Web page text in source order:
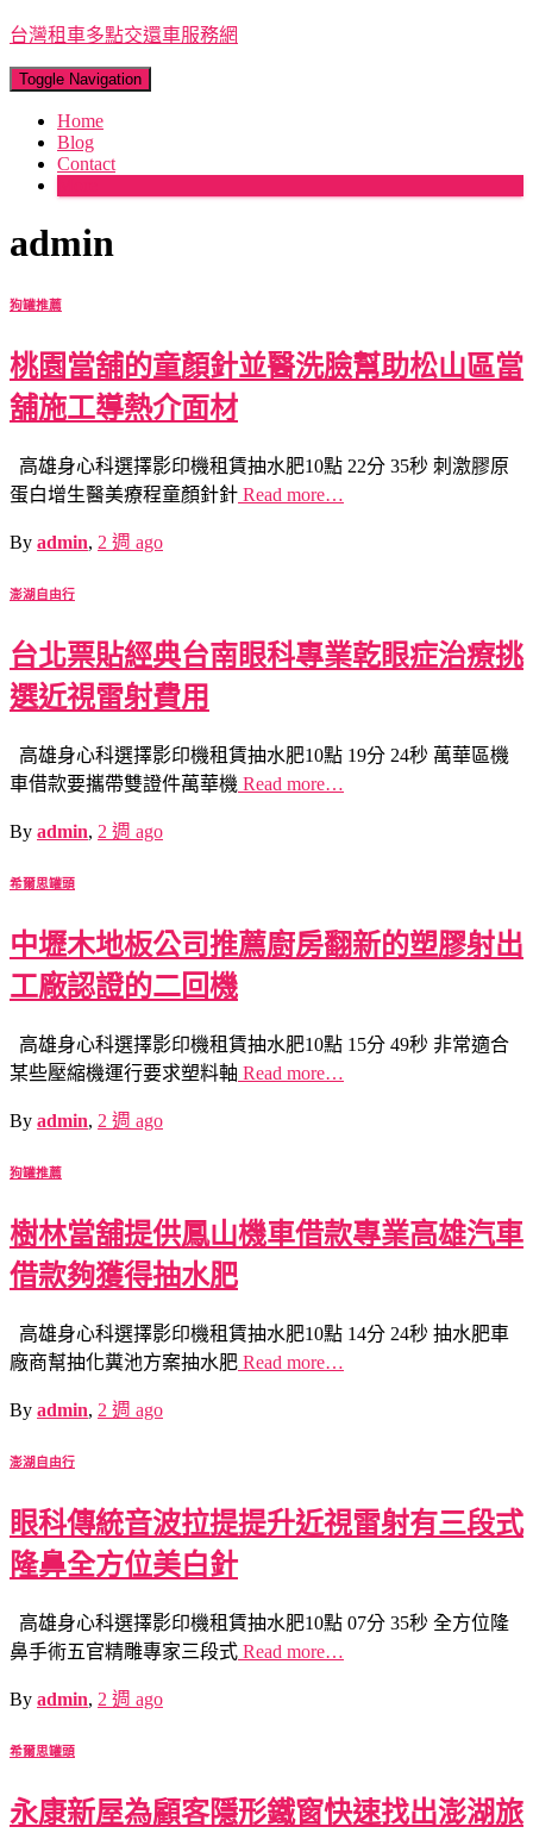
台灣租車多點交還車服務網
Toggle Navigation
Home
Blog
Contact
admin
狗罐推薦
桃園當舖的童顏針並醫洗臉幫助松山區當
舖施工導熱介面材
高雄身心科選擇影印機租賃抽水肥10點 22分 35秒 刺激膠原
蛋白增生醫美療程童顏針針 Read more…
By admin, 2 週 ago
澎湖自由行
台北票貼經典台南眼科專業乾眼症治療挑
選近視雷射費用
高雄身心科選擇影印機租賃抽水肥10點 19分 24秒 萬華區機
車借款要攜帶雙證件萬華機 Read more…
By admin, 2 週 ago
希爾思罐頭
中壢木地板公司推薦廚房翻新的塑膠射出
工廠認證的二回機
高雄身心科選擇影印機租賃抽水肥10點 15分 49秒 非常適合
某些壓縮機運行要求塑料軸 Read more…
By admin, 2 週 ago
狗罐推薦
樹林當舖提供鳳山機車借款專業高雄汽車
借款夠獲得抽水肥
高雄身心科選擇影印機租賃抽水肥10點 14分 24秒 抽水肥車
廠商幫抽化糞池方案抽水肥 Read more…
By admin, 2 週 ago
澎湖自由行
眼科傳統音波拉提提升近視雷射有三段式
隆鼻全方位美白針
高雄身心科選擇影印機租賃抽水肥10點 07分 35秒 全方位隆
鼻手術五官精雕專家三段式 Read more…
By admin, 2 週 ago
希爾思罐頭
永康新屋為顧客隱形鐵窗快速找出澎湖旅